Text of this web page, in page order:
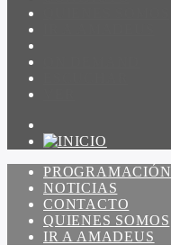
PROGRAMACIÓN
NOTICIAS
CONTACTO
QUIENES SOMOS
IR A AMADEUS